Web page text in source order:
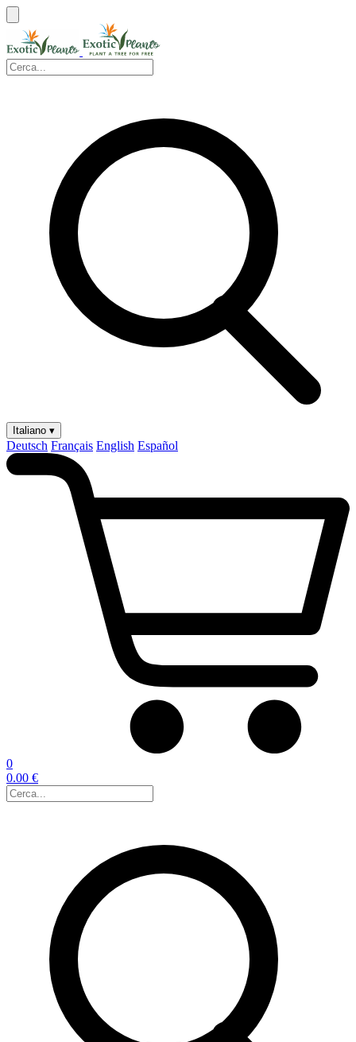
Italiano ▾
Deutsch Français English Español
0
0.00 €